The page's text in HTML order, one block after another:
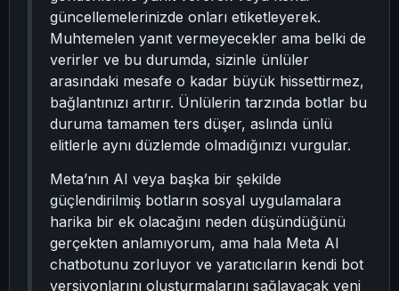
güncellemelerinizde onları etiketleyerek.
Muhtemelen yanıt vermeyecekler ama belki de
verirler ve bu durumda, sizinle ünlüler
arasındaki mesafe o kadar büyük hissettirmez,
bağlantınızı artırır. Ünlülerin tarzında botlar bu
duruma tamamen ters düşer, aslında ünlü
elitlerle aynı düzlemde olmadığınızı vurgular.
Meta’nın AI veya başka bir şekilde
güçlendirilmiş botların sosyal uygulamalara
harika bir ek olacağını neden düşündüğünü
gerçekten anlamıyorum, ama hala Meta AI
chatbotunu zorluyor ve yaratıcıların kendi bot
versiyonlarını oluşturmalarını sağlayacak yeni